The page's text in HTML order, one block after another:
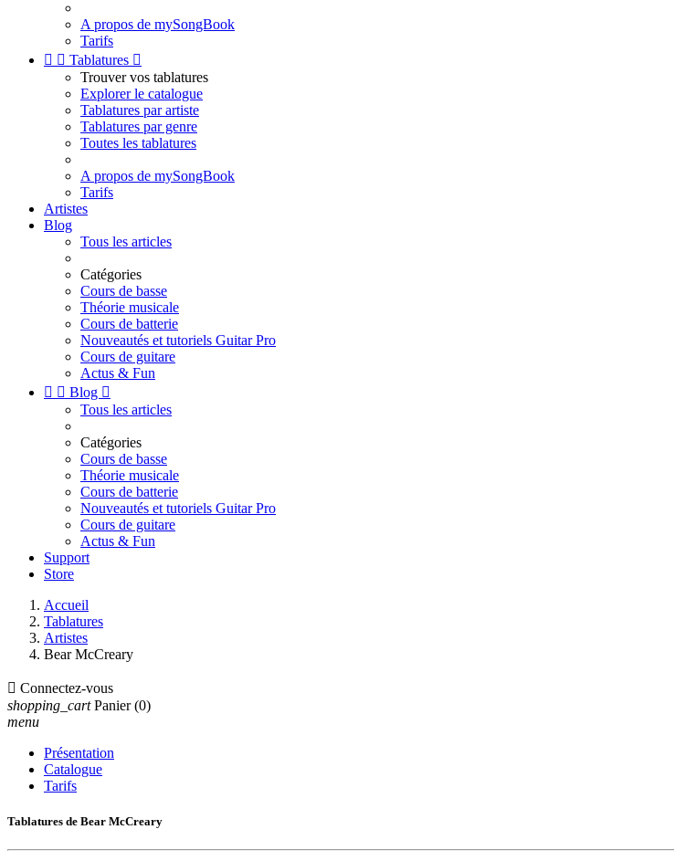
A propos de mySongBook
Tarifs
  Tablatures 
Trouver vos tablatures
Explorer le catalogue
Tablatures par artiste
Tablatures par genre
Toutes les tablatures
A propos de mySongBook
Tarifs
Artistes
Blog
Tous les articles
Catégories
Cours de basse
Théorie musicale
Cours de batterie
Nouveautés et tutoriels Guitar Pro
Cours de guitare
Actus & Fun
  Blog 
Tous les articles
Catégories
Cours de basse
Théorie musicale
Cours de batterie
Nouveautés et tutoriels Guitar Pro
Cours de guitare
Actus & Fun
Support
Store
Accueil
Tablatures
Artistes
Bear McCreary
 Connectez-vous
shopping_cart Panier (0)
menu
Présentation
Catalogue
Tarifs
Tablatures de Bear McCreary